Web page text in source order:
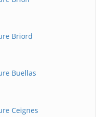
Briord
Buellas
Ceignes